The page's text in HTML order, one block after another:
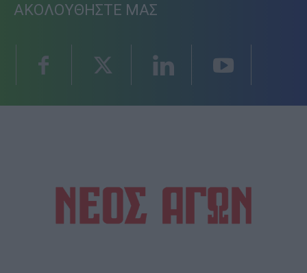
ΑΚΟΛΟΥΘΗΣΤΕ ΜΑΣ